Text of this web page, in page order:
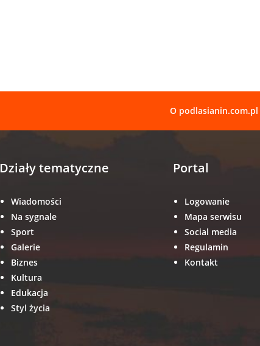
O podlasianin.com.pl
Działy tematyczne
Wiadomości
Na sygnale
Sport
Galerie
Biznes
Kultura
Edukacja
Styl życia
Portal
Logowanie
Mapa serwisu
Social media
Regulamin
Kontakt